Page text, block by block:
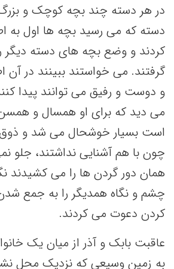
در هر دسته چند بچه کوچک و
دسته که می رسید بچه ها اول به
کردند و وضع بچه های دسته دیگر
گرفتند. می خواستند ببینند در
و دوست و رفیق می توانند پیدا
می دید که برای او همسال و
است بسیار خوشحال می شد و ذوق
چون با هم آشنایی نداشتند، جلو
همان دور گردن ها را می کشیدند
چشم و نگاه همدیگر را به جمع
کردن دعوت می کردند.
عاقبت بابک و آذر از میان یک
به زمین وسیعی که نزدیک محل